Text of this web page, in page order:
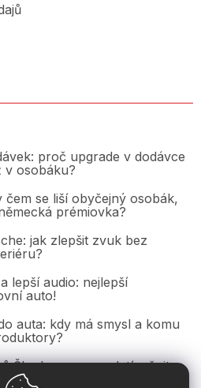
proč upgrade v dodávce
v osobáku?
čem se liší obyčejný osobák,
prémiovka?
jak zlepšit zvuk bez
lepší audio: nejlepší
auto!
auta: kdy má smysl a komu
Škoda: co se vyplatí měnit u